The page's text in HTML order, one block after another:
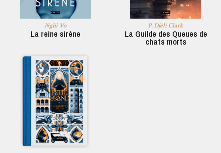
Nghi Vo
La reine sirène
P. Djèlí Clark
La Guilde des Queues de
chats morts